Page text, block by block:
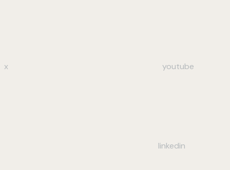
x youtube
linkedin